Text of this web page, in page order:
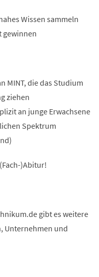
Wissen sammeln
gewinnen
MINT, die das Studium
ziehen
an junge Erwachsene
Spektrum
)Abitur!
gibt es weitere
Unternehmen und